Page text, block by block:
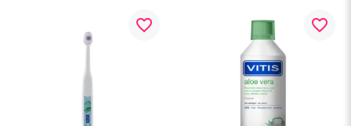
favorite_border favorite_border